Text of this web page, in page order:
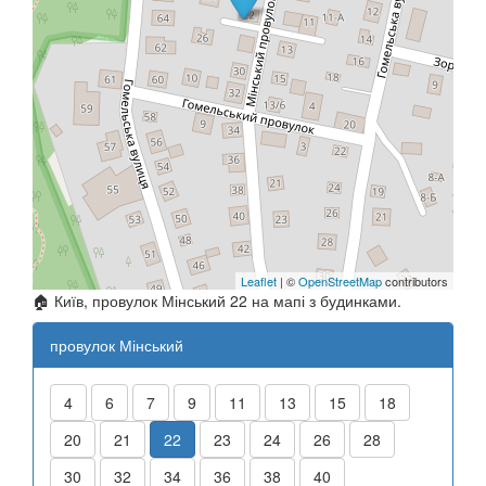
Leaflet | ©OpenStreetMapcontributors
🏠 Київ, провулок Мінський 22 на мапі з будинками.
провулок Мінський
4 6 7 9 11 13 15
18
20
21 22 23 24 26
28
30
32 34 36 38 40